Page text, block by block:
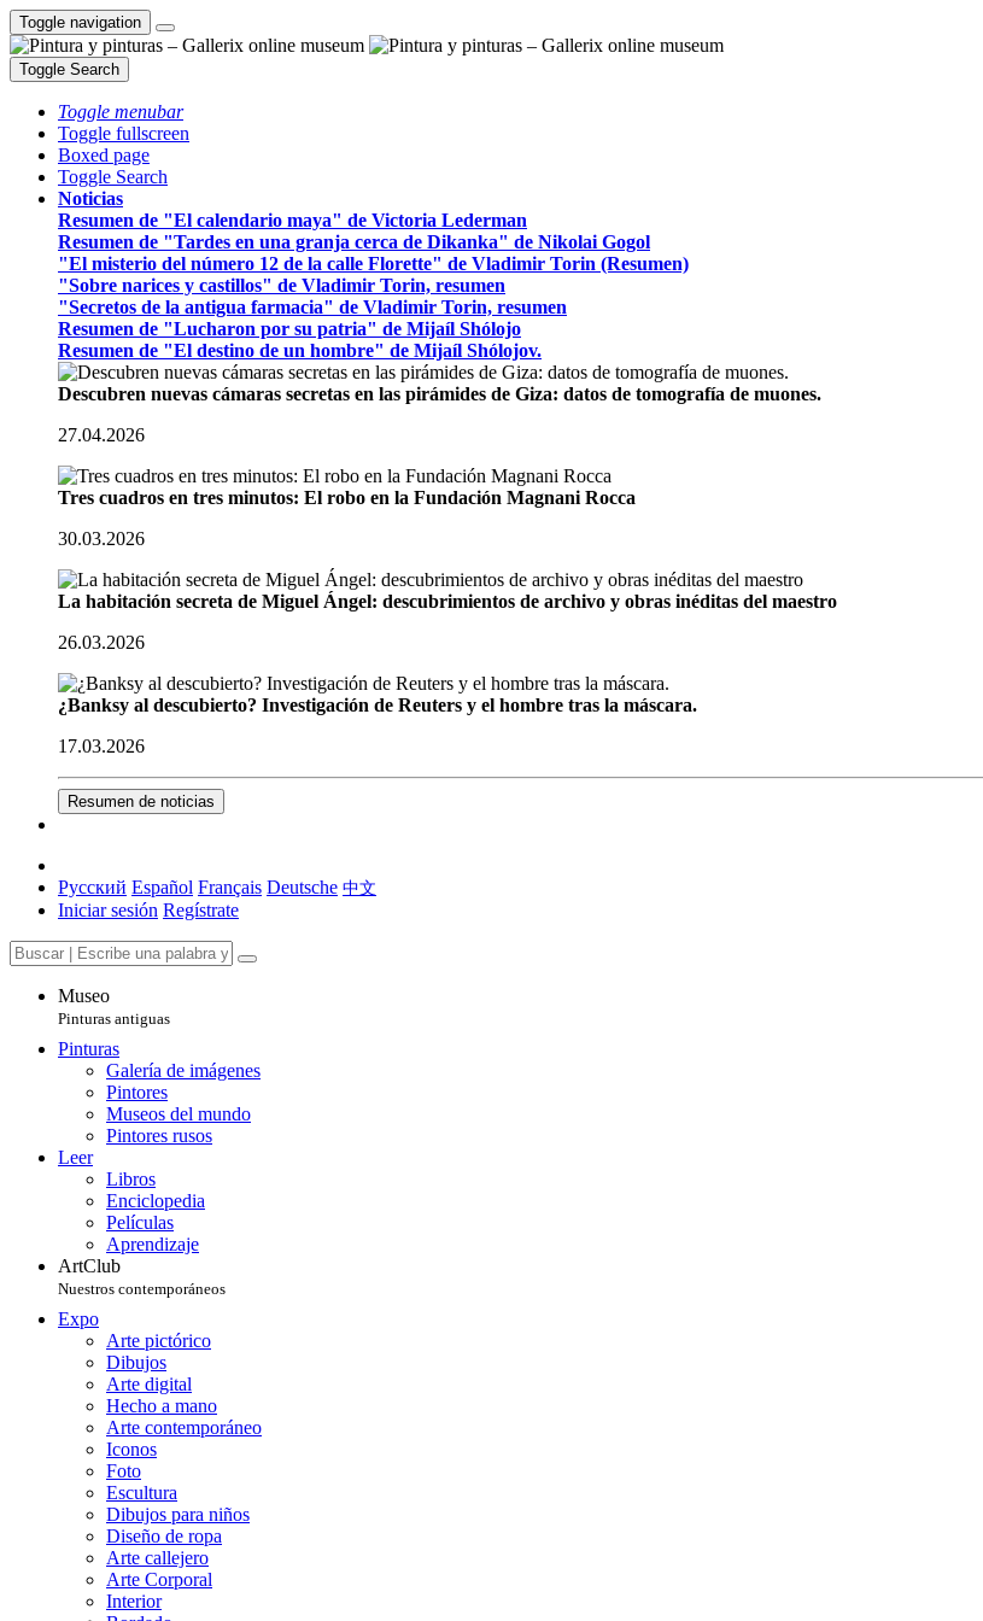
Toggle navigation
Toggle Search
Toggle menubar
Toggle fullscreen
Boxed page
Toggle Search
Noticias
Resumen de "El calendario maya" de Victoria Lederman
Resumen de "Tardes en una granja cerca de Dikanka" de Nikolai Gogol
"El misterio del número 12 de la calle Florette" de Vladimir Torin (Resumen)
"Sobre narices y castillos" de Vladimir Torin, resumen
"Secretos de la antigua farmacia" de Vladimir Torin, resumen
Resumen de "Lucharon por su patria" de Mijaíl Shólojo
Resumen de "El destino de un hombre" de Mijaíl Shólojov.
Descubren nuevas cámaras secretas en las pirámides de Giza: datos de tomografía de muones.
27.04.2026
Tres cuadros en tres minutos: El robo en la Fundación Magnani Rocca
30.03.2026
La habitación secreta de Miguel Ángel: descubrimientos de archivo y obras inéditas del maestro
26.03.2026
¿Banksy al descubierto? Investigación de Reuters y el hombre tras la máscara.
17.03.2026
Resumen de noticias
Русский Español Français Deutsche 中文
Iniciar sesión Regístrate
Museo
Pinturas antiguas
Pinturas
Galería de imágenes
Pintores
Museos del mundo
Pintores rusos
Leer
Libros
Enciclopedia
Películas
Aprendizaje
ArtClub
Nuestros contemporáneos
Expo
Arte pictórico
Dibujos
Arte digital
Hecho a mano
Arte contemporáneo
Iconos
Foto
Escultura
Dibujos para niños
Diseño de ropa
Arte callejero
Arte Corporal
Interior